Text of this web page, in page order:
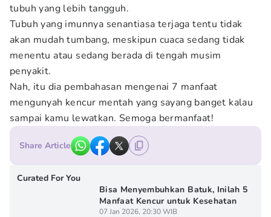
tubuh yang lebih tangguh.
Tubuh yang imunnya senantiasa terjaga tentu tidak
akan mudah tumbang, meskipun cuaca sedang tidak
menentu atau sedang berada di tengah musim
penyakit.
Nah, itu dia pembahasan mengenai 7 manfaat
mengunyah kencur mentah yang sayang banget kalau
sampai kamu lewatkan. Semoga bermanfaat!
Share Article
Curated For You
Bisa Menyembuhkan Batuk, Inilah 5
Manfaat Kencur untuk Kesehatan
07 Jan 2026, 20:30 WIB